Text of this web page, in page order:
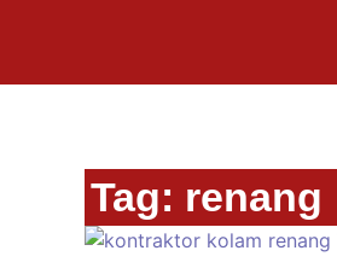
Tag: renang